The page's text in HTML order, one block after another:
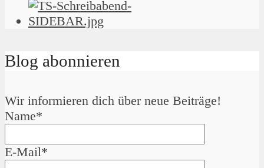
Blog abonnieren
Wir informieren dich über neue Beiträge!
Name*
E-Mail*